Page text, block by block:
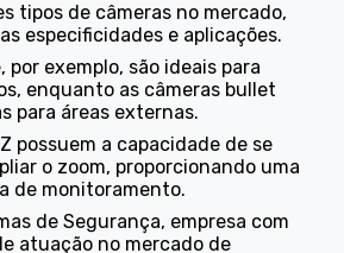
tipos de câmeras no mercado,
especificidades e aplicações.
por exemplo, são ideais para
enquanto as câmeras bullet
para áreas externas.
possuem a capacidade de se
o zoom, proporcionando uma
de monitoramento.
de Segurança, empresa com
atuação no mercado de